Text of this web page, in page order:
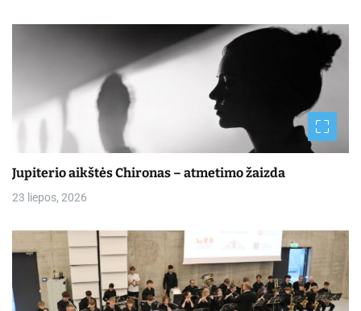
Jupiterio aikštės Chironas – atmetimo žaizda
23 liepos, 2026